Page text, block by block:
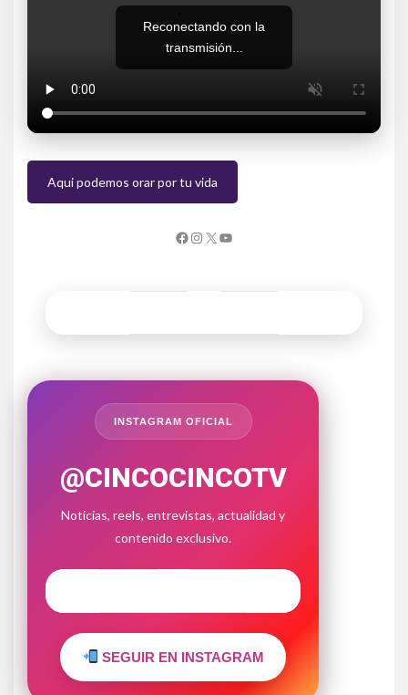
Reconectando con la
transmisión...
Aqui podemos orar por tu vida
INSTAGRAM OFICIAL
@CINCOCINCOTV
Noticias, reels, entrevistas, actualidad y
contenido exclusivo.
SEGUIR EN INSTAGRAM